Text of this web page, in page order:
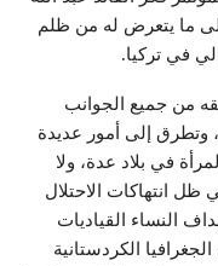
ما يتعرض له من ظلم
في تركيا.
من جميع الجوانب
وتطرق إلى أمور عديدة
في بلاد عدة، ولا
ظل انتهاكات الاحتلال
النساء القياديات
الكردستانية